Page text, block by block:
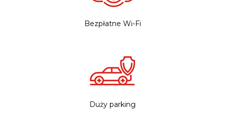
Bezpłatne Wi-Fi
Duży parking